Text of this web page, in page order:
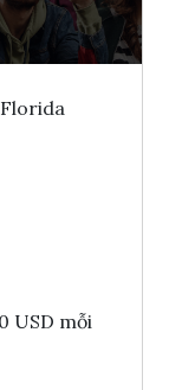
USD mỗi